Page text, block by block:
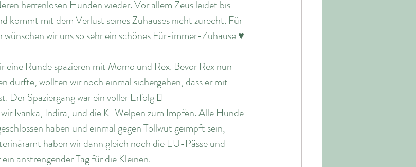
herrenlosen Hunden wieder. Vor allem Zeus leidet bis
kommt mit dem Verlust seines Zuhauses nicht zurecht. Für
wir uns so sehr ein schönes Für-immer-Zuhause ♥
eine Runde spazieren mit Momo und Rex. Bevor Rex nun
durfte, wollten wir noch einmal sichergehen, dass er mit
Der Spaziergang war ein voller Erfolg 
Ivanka, Indira, und die K-Welpen zum Impfen. Alle Hunde
haben und einmal gegen Tollwut geimpft sein,
haben wir dann gleich noch die EU-Pässe und
anstrengender Tag für die Kleinen.